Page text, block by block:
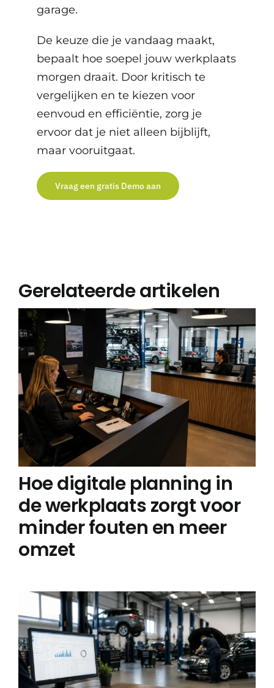
garage.
De keuze die je vandaag maakt,
bepaalt hoe soepel jouw werkplaats
morgen draait. Door kritisch te
vergelijken en te kiezen voor
eenvoud en efficiëntie, zorg je
ervoor dat je niet alleen bijblijft,
maar vooruitgaat.
Vraag een gratis Demo aan
Gerelateerde artikelen
Hoe digitale planning in
de werkplaats zorgt voor
minder fouten en meer
omzet